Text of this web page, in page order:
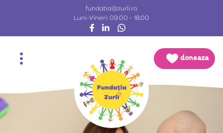
fundatia@zurli.ro
Luni-Vineri: 09:00 - 18:00
doneaza